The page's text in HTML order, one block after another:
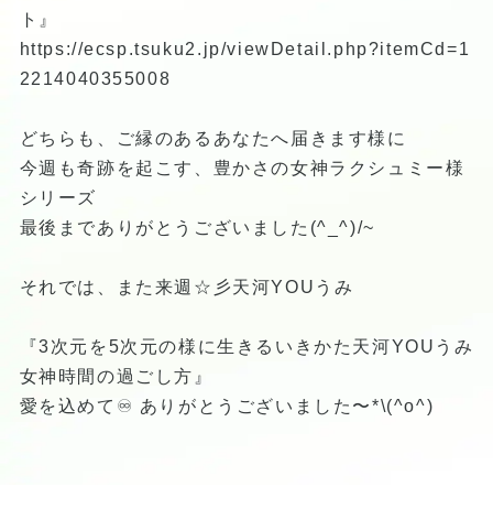
ト』
https://ecsp.tsuku2.jp/viewDetail.php?itemCd=1
2214040355008
どちらも、ご縁のあるあなたへ届きます様に
今週も奇跡を起こす、豊かさの女神ラクシュミー様
シリーズ
最後までありがとうございました(^_^)/~
それでは、また来週☆彡天河YOUうみ
『3次元を5次元の様に生きるいきかた天河YOUうみ
女神時間の過ごし方』
愛を込めて♾ ありがとうございました〜*\(^o^)